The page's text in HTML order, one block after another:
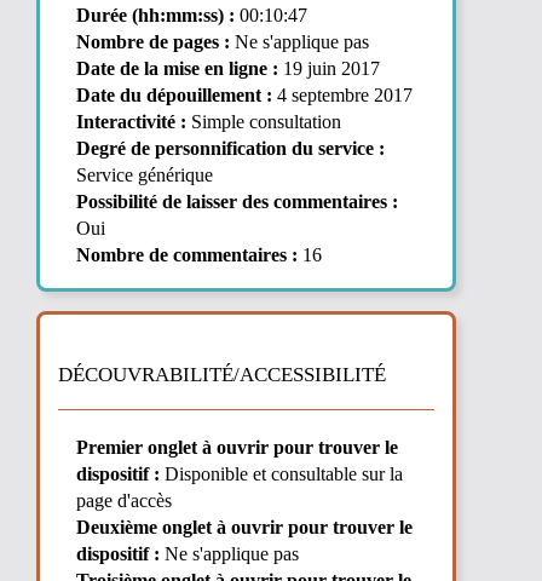
Durée (hh:mm:ss) : 00:10:47
Nombre de pages : Ne s'applique pas
Date de la mise en ligne : 19 juin 2017
Date du dépouillement : 4 septembre 2017
Interactivité : Simple consultation
Degré de personnification du service :
Service générique
Possibilité de laisser des commentaires :
Oui
Nombre de commentaires : 16
DÉCOUVRABILITÉ/ACCESSIBILITÉ
Premier onglet à ouvrir pour trouver le
dispositif : Disponible et consultable sur la
page d'accès
Deuxième onglet à ouvrir pour trouver le
dispositif : Ne s'applique pas